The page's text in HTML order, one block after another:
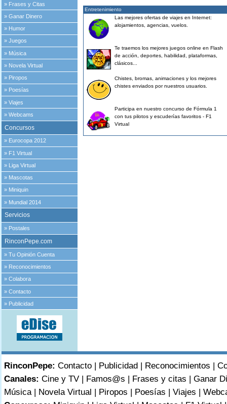
» Frases y Citas
»Ganar Dinero
» Humor
»Juegos
» Música
» Novela Virtual
» Piropos
» Poesías
»Viajes
»Webcams
Concursos
» Eurocopa 2012
» F1 Virtual
» Liga Virtual
» Mascotas
» Miniquin
» Mundial 2014
Servicios
» Postales
RinconPepe.com
»Tu Opinión Cuenta
» Reconocimientos
»Colabora
»Contacto
» Publicidad
Entretenimiento
Las mejores ofertas de viajes en Internet:
alojamientos, agencias, vuelos.
Te traemos los mejores juegos online en Flash
de acción, deportes, habilidad, plataformas,
clásicos...
Chistes, bromas, animaciones y los mejores
chistes enviados por nuestros usuarios.
Participa en nuestro concurso de Fórmula 1
con tus pilotos y escuderías favoritos - F1
Virtual
RinconPepe: Contacto| Publicidad| Reconocimientos |
Canales: Cine y TV| Famos@s | Frases y citas | Ganar
Música| Novela Virtual | Piropos | Poesías | Viajes |